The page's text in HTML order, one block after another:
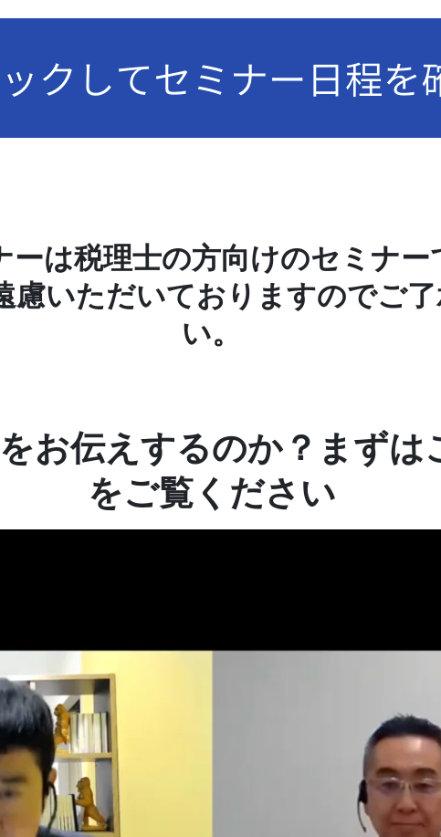
ーは税理士の方向けのセミナー
慮いただいておりますのでご了
い。
お伝えするのか？まずは
をご覧ください